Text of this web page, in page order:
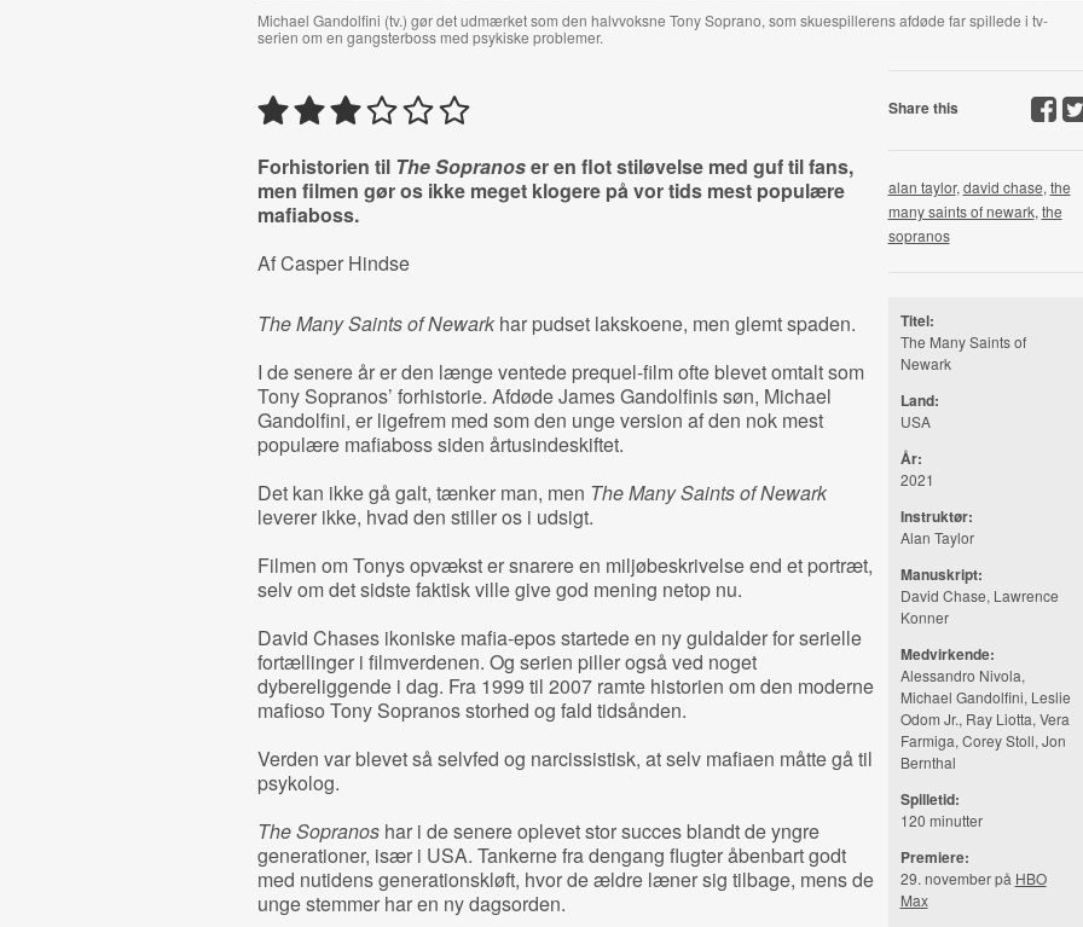
Michael Gandolfini (tv.) gør det udmærket som den halvvoksne Tony Soprano, som skuespillerens afdøde far spillede i tv-
serien om en gangsterboss med psykiske problemer.
Forhistorien til The Sopranoser en flot stiløvelse med guf til fans,
men filmen gør os ikke meget klogere på vor tids mest populære
mafiaboss.
Af Casper Hindse
The Many Saints of Newark har pudset lakskoene, men glemt spaden.
I de senere år er den længe ventede prequel-film ofte blevet omtalt som
Tony Sopranos’ forhistorie. Afdøde James Gandolfinis søn, Michael
Gandolfini, er ligefrem med som den unge version af den nok mest
populære mafiaboss siden årtusindeskiftet.
Det kan ikke gå galt, tænker man, men The Many Saints of Newark
leverer ikke, hvad den stiller os i udsigt.
Filmen om Tonys opvækst er snarere en miljøbeskrivelse end et portræt,
selv om det sidste faktisk ville give god mening netop nu.
David Chases ikoniske mafia-epos startede en ny guldalder for serielle
fortællinger i filmverdenen. Og serien piller også ved noget
dybereliggende i dag. Fra 1999 til 2007 ramte historien om den moderne
mafioso Tony Sopranos storhed og fald tidsånden.
Verden var blevet så selvfed og narcissistisk, at selv mafiaen måtte gå til
psykolog.
The Sopranoshar i de senere oplevet stor succes blandt de yngre
generationer, især i USA. Tankerne fra dengang flugter åbenbart godt
med nutidens generationskløft, hvor de ældre læner sig tilbage, mens de
unge stemmer har en ny dagsorden.
Share this
alan taylor, david chase, the
many saints of newark, the
sopranos
Titel:
The Many Saints of
Newark
Land:
USA
År:
2021
Instruktør:
Alan Taylor
Manuskript:
David Chase, Lawrence
Konner
Medvirkende:
Alessandro Nivola,
Michael Gandolfini, Leslie
Odom Jr., Ray Liotta, Vera
Farmiga, Corey Stoll, Jon
Bernthal
Spilletid:
120 minutter
Premiere:
29. november på HBO
Max